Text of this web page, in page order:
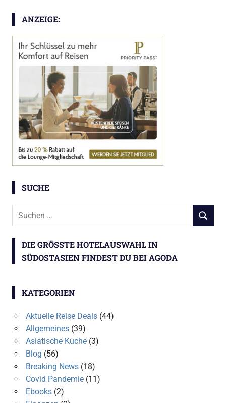
ANZEIGE:
SUCHE
Suchen
SUCHEN
DIE GRÖSSTE HOTELAUSWAHL IN S
ÜDOSTASIEN FINDEST DU BEI AGODA
KATEGORIEN
Aktuelle Reise Deals(44)
Allgemeines(39)
Asiatische Küche(3)
Blog (56)
Breaking News(18)
Covid Pandemie(11)
Ebooks(2)